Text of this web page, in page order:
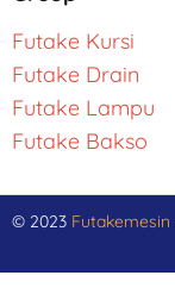
Futake Kursi
Futake Drain
Futake Lampu
Futake Bakso
© 2023 Futakemesin